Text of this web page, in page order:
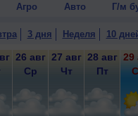
Агро Авто Г/м
3 дня Неделя 10
26 авг
Ср
27 авг
Чт
28 авг
Пт
29